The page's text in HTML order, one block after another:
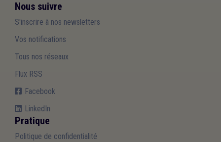
Nous suivre
S'inscrire à nos newsletters
Vos notifications
Tous nos réseaux
Flux RSS
Facebook
LinkedIn
Pratique
Politique de confidentialité